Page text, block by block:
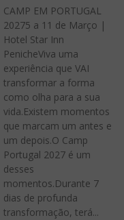
CAMP EM PORTUGAL
20275 a 11 de Março |
Hotel Star Inn
PenicheViva uma
experiência que VAI
transformar a forma
como olha para a sua
vida.Existem momentos
que marcam um antes e
um depois.O Camp
Portugal 2027 é um
desses
momentos.Durante 7
dias de profunda
transformação, terá...